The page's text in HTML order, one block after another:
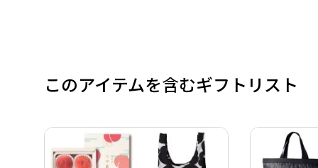
このアイテムを含むギフトリスト